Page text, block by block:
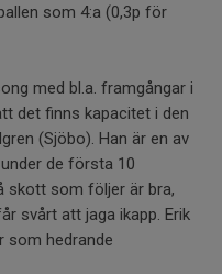
som 4:a (0,3p för
med bl.a. framgångar i
det finns kapacitet i den
(Sjöbo). Han är en av
de första 10
skott som följer är bra,
svårt att jaga ikapp. Erik
som hedrande